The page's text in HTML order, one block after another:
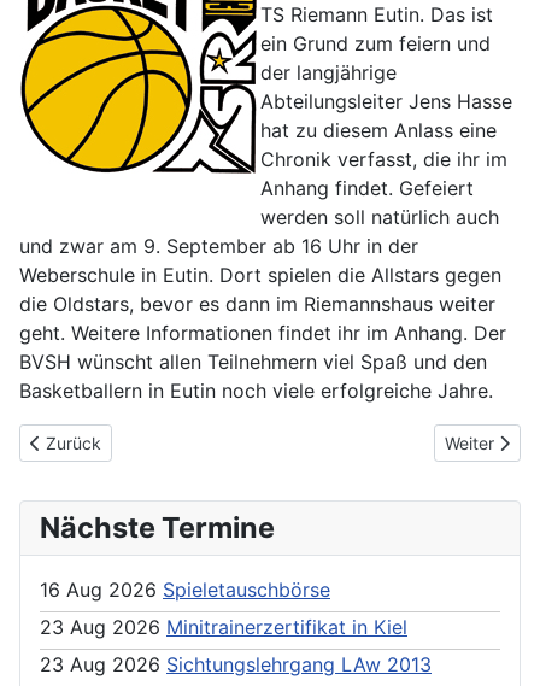
TS Riemann Eutin. Das ist
ein Grund zum feiern und
der langjährige
Abteilungsleiter Jens Hasse
hat zu diesem Anlass eine
Chronik verfasst, die ihr im
Anhang findet. Gefeiert
werden soll natürlich auch
und zwar am 9. September ab 16 Uhr in der
Weberschule in Eutin. Dort spielen die Allstars gegen
die Oldstars, bevor es dann im Riemannshaus weiter
geht. Weitere Informationen findet ihr im Anhang. Der
BVSH wünscht allen Teilnehmern viel Spaß und den
Basketballern in Eutin noch viele erfolgreiche Jahre.
Previous article: Itzehoe Eagles suchen FSJler
Zurück Next
Weiter
Nächste Termine
16 Aug 2026 Spieletauschbörse
23 Aug 2026 Minitrainerzertifikat in Kiel
23 Aug 2026 Sichtungslehrgang LAw 2013